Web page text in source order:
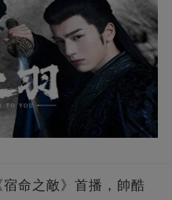
宿命之敵》首播，帥酷